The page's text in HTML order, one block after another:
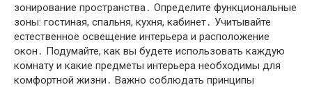
зонирование пространства․ Определите функциональные
зоны: гостиная, спальня, кухня, кабинет․ Учитывайте
естественное освещение интерьера и расположение
окон․ Подумайте, как вы будете использовать каждую
комнату и какие предметы интерьера необходимы для
комфортной жизни․ Важно соблюдать принципы